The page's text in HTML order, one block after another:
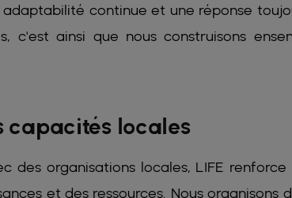
continue et une réponse
c'est ainsi que nous construisons
capacités locales
des organisations locales, LIFE
et des ressources. Nous organisons